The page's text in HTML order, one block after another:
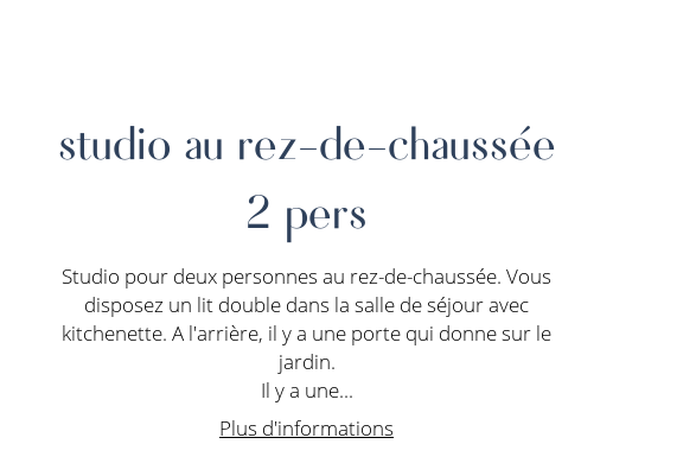
studio au rez-de-chaussée
2 pers
Studio pour deux personnes au rez-de-chaussée. Vous
disposez un lit double dans la salle de séjour avec
kitchenette. A l'arrière, il y a une porte qui donne sur le
jardin.
Il y a une...
Plus d'informations